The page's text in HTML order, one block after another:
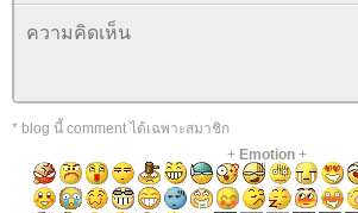
* blog นี้ comment ได้เฉพาะสมาชิก
+ Emotion+